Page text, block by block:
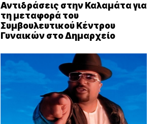
Αντιδράσεις στην Καλαμάτα για
τη μεταφορά του
Συμβουλευτικού Κέντρου
Γυναικών στο Δημαρχείο